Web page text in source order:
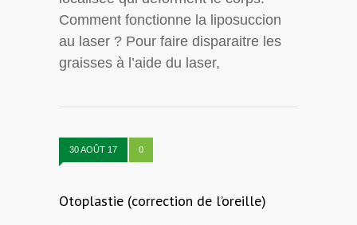
Comment fonctionne la liposuccion
au laser ? Pour faire disparaitre les
graisses à l’aide du laser,
30 AOÛT 17 0
Otoplastie (correction de l’oreille)